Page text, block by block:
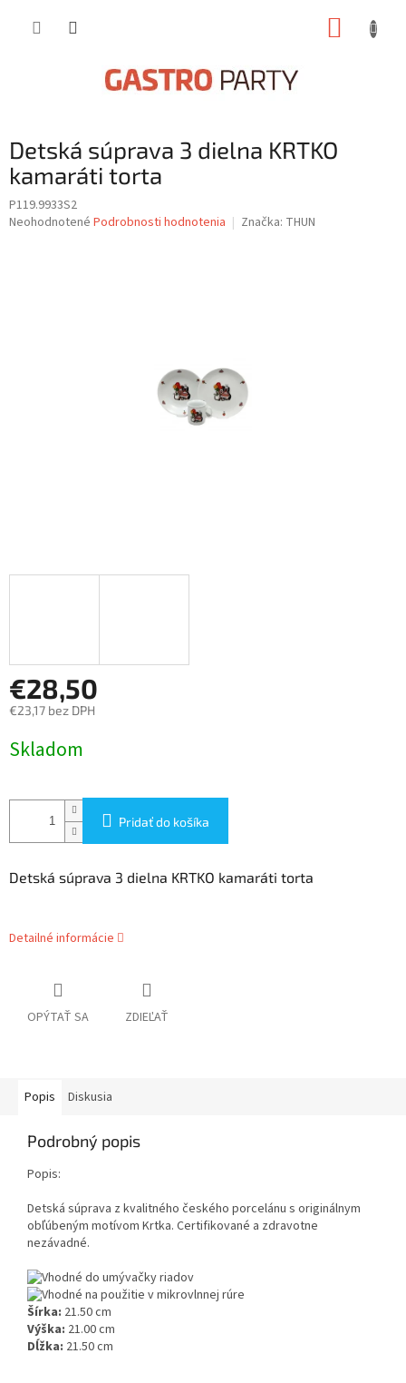
Detská súprava 3 dielna KRTKO
kamaráti torta
P119.9933S2
Priemerné
Neohodnotené Podrobnosti hodnotenia Značka: THUN
€28,50
€23,17 bez DPH
cena:
Skladom
Pridať do košíka
Detská súprava 3 dielna KRTKO kamaráti torta
Detailné informácie
OPÝTAŤ SA ZDIEĽAŤ
Popis Diskusia
Podrobný popis
Popis:
Detská súprava z kvalitného českého porcelánu s originálnym
obľúbeným motívom Krtka. Certifikované a zdravotne
nezávadné.
Šírka: 21.50 cm
Výška: 21.00 cm
Dĺžka: 21.50 cm